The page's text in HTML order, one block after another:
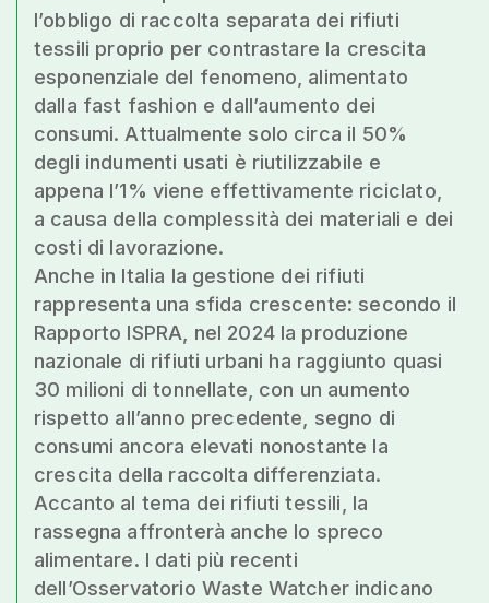
l’obbligo di raccolta separata dei rifiuti
tessili proprio per contrastare la crescita
esponenziale del fenomeno, alimentato
dalla fast fashion e dall’aumento dei
consumi. Attualmente solo circa il 50%
degli indumenti usati è riutilizzabile e
appena l’1% viene effettivamente riciclato,
a causa della complessità dei materiali e dei
costi di lavorazione.
Anche in Italia la gestione dei rifiuti
rappresenta una sfida crescente: secondo il
Rapporto ISPRA, nel 2024 la produzione
nazionale di rifiuti urbani ha raggiunto quasi
30 milioni di tonnellate, con un aumento
rispetto all’anno precedente, segno di
consumi ancora elevati nonostante la
crescita della raccolta differenziata.
Accanto al tema dei rifiuti tessili, la
rassegna affronterà anche lo spreco
alimentare. I dati più recenti
dell’Osservatorio Waste Watcher indicano